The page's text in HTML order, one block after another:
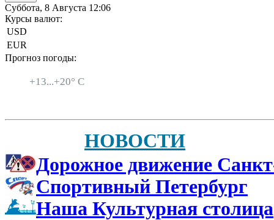
Суббота, 8 Августа 12:06
Курсы валют:
USD
EUR
Прогноз погоды:
+13...+20° C
НОВОСТИ
Дорожное движение
Спортивный Петербург
Наша Культурная столица